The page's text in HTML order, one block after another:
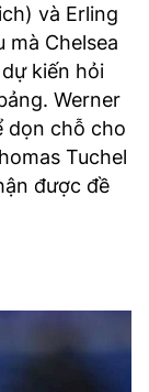
và Erling
mà Chelsea
kiến hỏi
Werner
dọn chỗ cho
Tuchel
được đề